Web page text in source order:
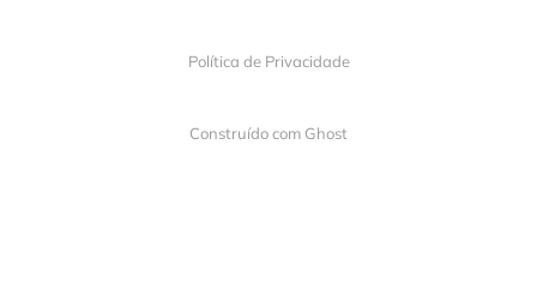
Política de Privacidade
Construído com Ghost